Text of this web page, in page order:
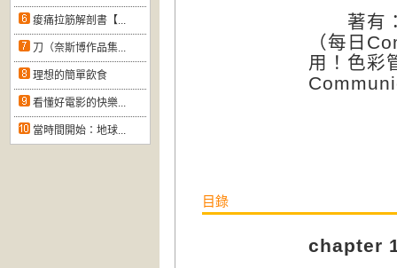
痠痛拉筋解剖書【...
刀（奈斯博作品集...
理想的簡單飲食
看懂好電影的快樂...
當時間開始：地球...
著有：
（每日
用！色彩
目錄
chapter